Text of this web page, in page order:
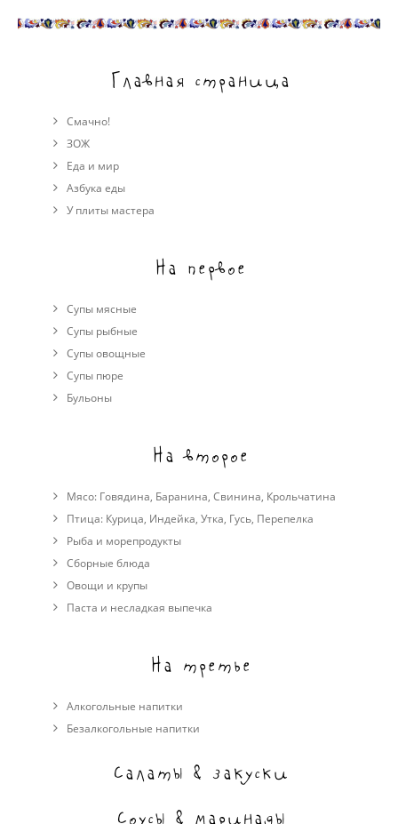
Главная страница
Смачно!
ЗОЖ
Еда и мир
Азбука еды
У плиты мастера
На первое
Супы мясные
Супы рыбные
Супы овощные
Cупы пюре
Бульоны
На второе
Мясо: Говядина, Баранина, Свинина, Крольчатина
Птица: Курица, Индейка, Утка, Гусь, Перепелка
Рыба и морепродукты
Сборные блюда
Овощи и крупы
Паста и несладкая выпечка
На третье
Алкогольные напитки
Безалкогольные напитки
Салаты & закуски
Соусы & маринады